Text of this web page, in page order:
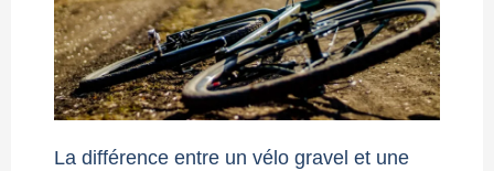
La différence entre un vélo gravel et une